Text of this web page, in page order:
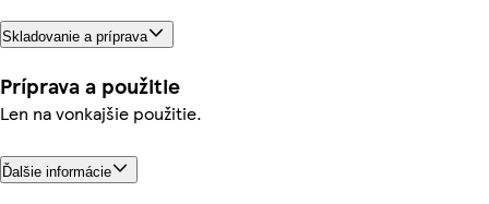
Skladovanie a príprava
Príprava a použitie
Len na vonkajšie použitie.
Ďalšie informácie